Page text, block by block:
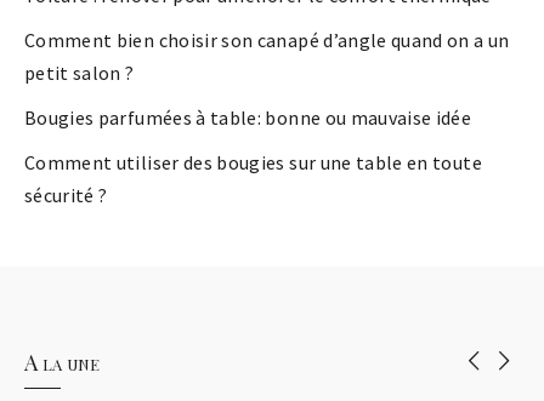
Comment bien choisir son canapé d’angle quand on a un
petit salon ?
Bougies parfumées à table: bonne ou mauvaise idée
Comment utiliser des bougies sur une table en toute
sécurité ?
A la une